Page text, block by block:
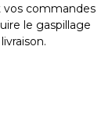
vos commandes
le gaspillage